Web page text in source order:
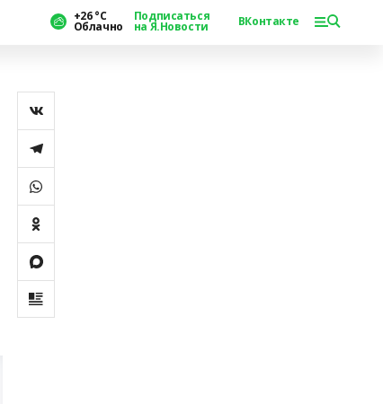
+26 °С
Облачно
Подписаться
на Я.Новости ВКонтакте